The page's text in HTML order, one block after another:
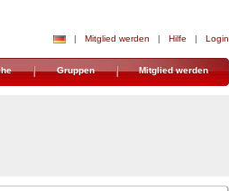
| Mitglied werden | Hilfe | Login
Gruppen Mitglied werden